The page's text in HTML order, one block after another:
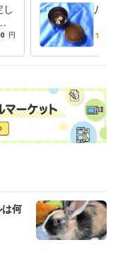
ま
円
八面
『ど
す
何